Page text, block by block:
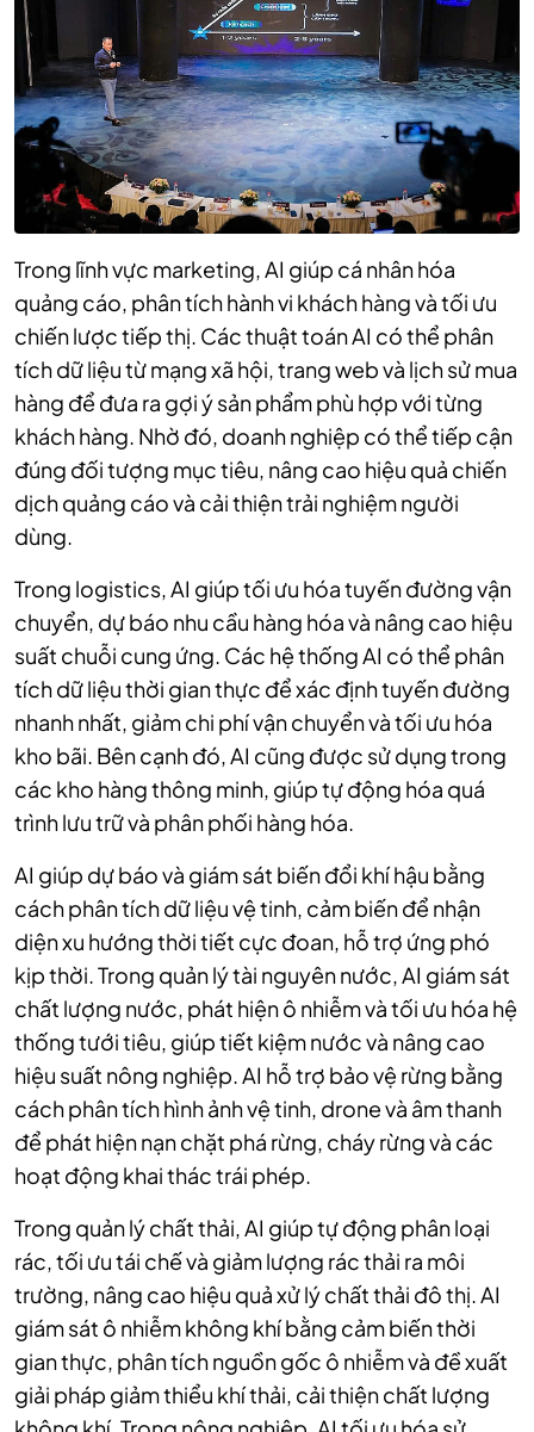
Trong lĩnh vực marketing, AI giúp cá nhân hóa
quảng cáo, phân tích hành vi khách hàng và tối ưu
chiến lược tiếp thị. Các thuật toán AI có thể phân
tích dữ liệu từ mạng xã hội, trang web và lịch sử mua
hàng để đưa ra gợi ý sản phẩm phù hợp với từng
khách hàng. Nhờ đó, doanh nghiệp có thể tiếp cận
đúng đối tượng mục tiêu, nâng cao hiệu quả chiến
dịch quảng cáo và cải thiện trải nghiệm người
dùng.
Trong logistics, AI giúp tối ưu hóa tuyến đường vận
chuyển, dự báo nhu cầu hàng hóa và nâng cao hiệu
suất chuỗi cung ứng. Các hệ thống AI có thể phân
tích dữ liệu thời gian thực để xác định tuyến đường
nhanh nhất, giảm chi phí vận chuyển và tối ưu hóa
kho bãi. Bên cạnh đó, AI cũng được sử dụng trong
các kho hàng thông minh, giúp tự động hóa quá
trình lưu trữ và phân phối hàng hóa.
AI giúp dự báo và giám sát biến đổi khí hậu bằng
cách phân tích dữ liệu vệ tinh, cảm biến để nhận
diện xu hướng thời tiết cực đoan, hỗ trợ ứng phó
kịp thời. Trong quản lý tài nguyên nước, AI giám sát
chất lượng nước, phát hiện ô nhiễm và tối ưu hóa hệ
thống tưới tiêu, giúp tiết kiệm nước và nâng cao
hiệu suất nông nghiệp. AI hỗ trợ bảo vệ rừng bằng
cách phân tích hình ảnh vệ tinh, drone và âm thanh
để phát hiện nạn chặt phá rừng, cháy rừng và các
hoạt động khai thác trái phép.
Trong quản lý chất thải, AI giúp tự động phân loại
rác, tối ưu tái chế và giảm lượng rác thải ra môi
trường, nâng cao hiệu quả xử lý chất thải đô thị. AI
giám sát ô nhiễm không khí bằng cảm biến thời
gian thực, phân tích nguồn gốc ô nhiễm và đề xuất
giải pháp giảm thiểu khí thải, cải thiện chất lượng